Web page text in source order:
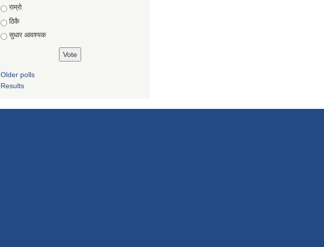
Choices
राम्रो
ठिकै
सुधार आवश्यक
Older polls
Results